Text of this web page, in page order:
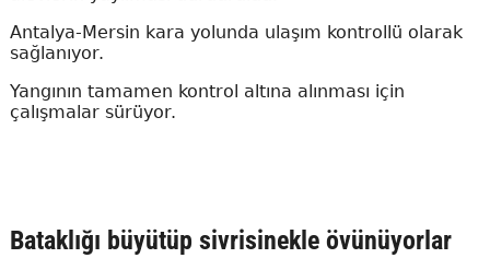
Antalya-Mersin kara yolunda ulaşım kontrollü olarak
sağlanıyor.
Yangının tamamen kontrol altına alınması için
çalışmalar sürüyor.
Bataklığı büyütüp sivrisinekle övünüyorlar